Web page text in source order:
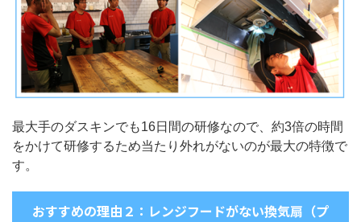
最大手のダスキンでも16日間の研修なので、約3倍の時間
をかけて研修するため当たり外れがないのが最大の特徴で
す。
おすすめの理由２：レンジフードがない換気扇（プ